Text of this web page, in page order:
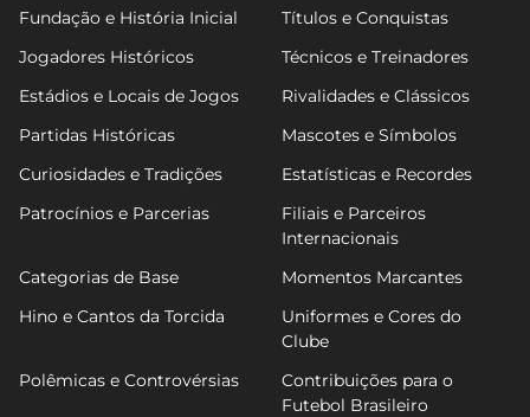
Fundação e História Inicial
Títulos e Conquistas
Jogadores Históricos
Técnicos e Treinadores
Estádios e Locais de Jogos
Rivalidades e Clássicos
Partidas Históricas
Mascotes e Símbolos
Curiosidades e Tradições
Estatísticas e Recordes
Patrocínios e Parcerias
Filiais e Parceiros
Internacionais
Categorias de Base
Momentos Marcantes
Hino e Cantos da Torcida
Uniformes e Cores do
Clube
Polêmicas e Controvérsias
Contribuições para o
Futebol Brasileiro